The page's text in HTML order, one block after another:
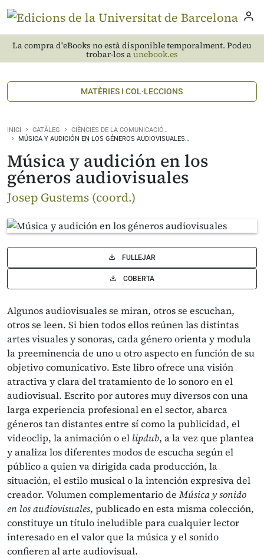
La compra d'eBooks no està disponible temporalment. Podeu
trobar-los aunebook.es
MATÈRIES I COL·LECCIONS
INICI CATÀLEG
CIÈNCIES DE LA COMUNICACIÓ…
MÚSICA Y AUDICIÓN EN LOS GÉNEROS AUDIOVISUALES…
Música y audición en los
géneros audiovisuales
Josep Gustems (coord.)
FULLEJAR
COBERTA
Algunos audiovisuales se miran, otros se escuchan,
otros se leen. Si bien todos ellos reúnen las distintas
artes visuales y sonoras, cada género orienta y modula
la preeminencia de uno u otro aspecto en función de su
objetivo comunicativo. Este libro ofrece una visión
atractiva y clara del tratamiento de lo sonoro en el
audiovisual. Escrito por autores muy diversos con una
larga experiencia profesional en el sector, abarca
géneros tan distantes entre sí como la publicidad, el
videoclip, la animación o el lipdub, a la vez que plantea
y analiza los diferentes modos de escucha según el
público a quien va dirigida cada producción, la
situación, el estilo musical o la intención expresiva del
creador. Volumen complementario de Música y sonido
en los audiovisuales, publicado en esta misma colección,
constituye un título ineludible para cualquier lector
interesado en el valor que la música y el sonido
confieren al arte audiovisual.